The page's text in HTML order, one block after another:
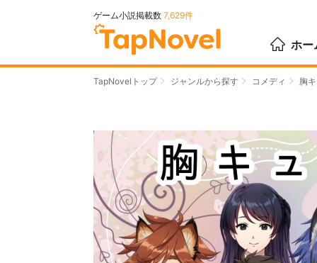
ゲーム小説掲載数 7,629件
ホー
TapNovelトップ ジャンルから探す コメディ 胸